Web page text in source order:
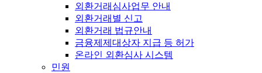
외환거래심사업무 안내
외환거래별 신고
외환거래 법규안내
금융제제대상자 지급 등 허가
온라인 외환심사 시스템
민원